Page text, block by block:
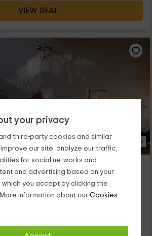
your privacy
third-party cookies and similar
our site, analyze our traffic,
for social networks and
and advertising based on your
which you accept by clicking the
information about our Cookies
VIEW DEAL
8 Photos
Terrasse